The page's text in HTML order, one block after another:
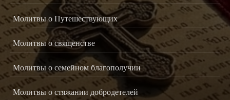
Молитвы о Путешествующих
Молитвы о священстве
Молитвы о семейном благополучии
Молитвы о стяжании добродетелей